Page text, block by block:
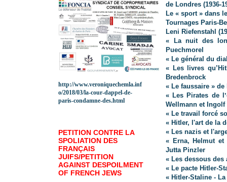
de Londres (1936-
Le « sport » dans
Tournages Paris-
Leni Riefenstahl
« La nuit des
Puechmorel
« Le général du
« Les livres
Bredenbrock
« Le faussaire » de
« Les Pirates de
Wellmann et Ingolf
« Le travail forcé
« Hitler, l'art de la
« Les nazis et
« Erna, Helmut
Jutta Pinzler
« Les dessous des
« Le pacte Hitler-
« Hitler-Staline -
http://www.veroniquechemla.inf
o/2018/03/la-cour-dappel-de-
paris-condamne-des.html
PETITION CONTRE LA
SPOLIATION DES
FRANÇAIS
JUIFS/PETITION
AGAINST DESPOILMENT
OF FRENCH JEWS